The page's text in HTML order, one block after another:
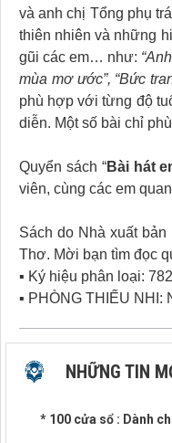
và anh chị Tổng phụ
thiên nhiên và những
gũi các em… như:
mùa mơ ước”, “Bức
phù hợp với từng độ
diễn. Một số bài chỉ
Quyển sách “Bài hát
viên, cùng các em
Sách do Nhà xuất
Thơ. Mời bạn tìm đọc
▪ Ký hiệu phân loại:
▪ PHÒNG THIẾU NHI:
NHỮNG TIN
* 100 cửa sổ : Dành